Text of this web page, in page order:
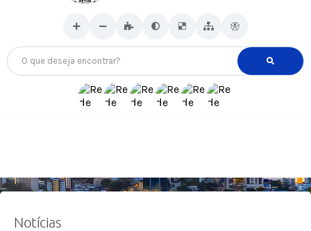
O que deseja encontrar?
Notícias